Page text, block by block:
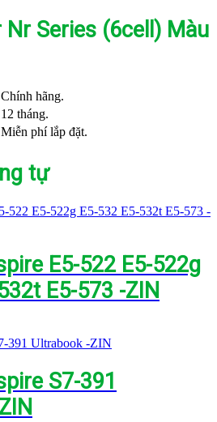
Nr Series (6cell) Màu
Chính hãng.
12 tháng.
Miễn phí lắp đặt.
tự
E5-522 E5-522g
E5-573 -ZIN
S7-391